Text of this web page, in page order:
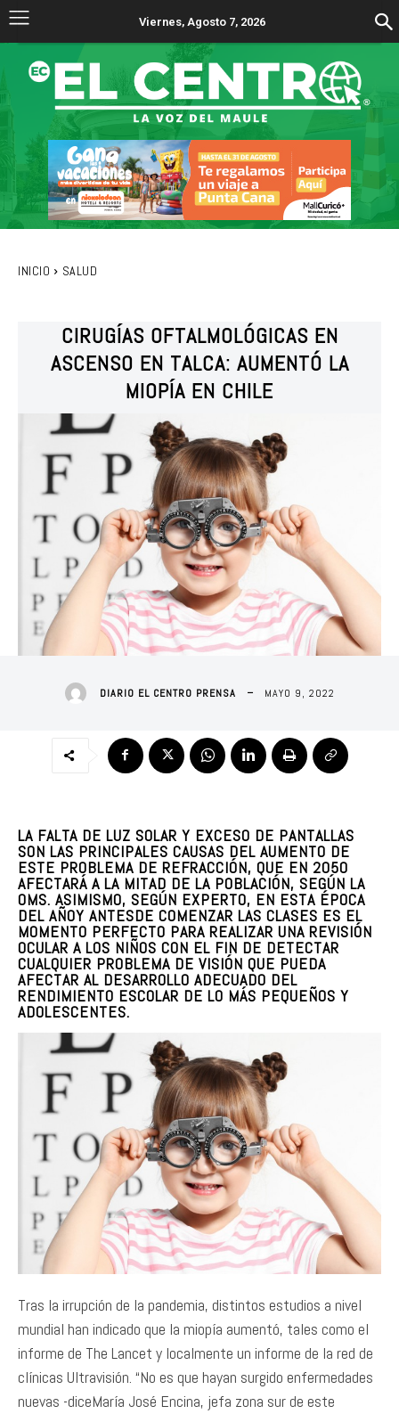
Viernes, Agosto 7, 2026
INICIO SALUD
CIRUGÍAS OFTALMOLÓGICAS EN
ASCENSO EN TALCA: AUMENTÓ LA
MIOPÍA EN CHILE
DIARIO EL CENTRO PRENSA MAYO 9, 2022
LA FALTA DE LUZ SOLAR Y EXCESO DE PANTALLAS
SON LAS PRINCIPALES CAUSAS DEL AUMENTO DE
ESTE PROBLEMA DE REFRACCIÓN, QUE EN 2050
AFECTARÁ A LA MITAD DE LA POBLACIÓN, SEGÚN LA
OMS. ASIMISMO, SEGÚN EXPERTO, EN ESTA ÉPOCA
DEL AÑOY ANTESDE COMENZAR LAS CLASES ES EL
MOMENTO PERFECTO PARA REALIZAR UNA REVISIÓN
OCULAR A LOS NIÑOS CON EL FIN DE DETECTAR
CUALQUIER PROBLEMA DE VISIÓN QUE PUEDA
AFECTAR AL DESARROLLO ADECUADO DEL
RENDIMIENTO ESCOLAR DE LO MÁS PEQUEÑOS Y
ADOLESCENTES.
Tras la irrupción de la pandemia, distintos estudios a nivel
mundial han indicado que la miopía aumentó, tales como el
informe de The Lancet y localmente un informe de la red de
clínicas Ultravisión. “No es que hayan surgido enfermedades
nuevas -diceMaría José Encina, jefa zona sur de este